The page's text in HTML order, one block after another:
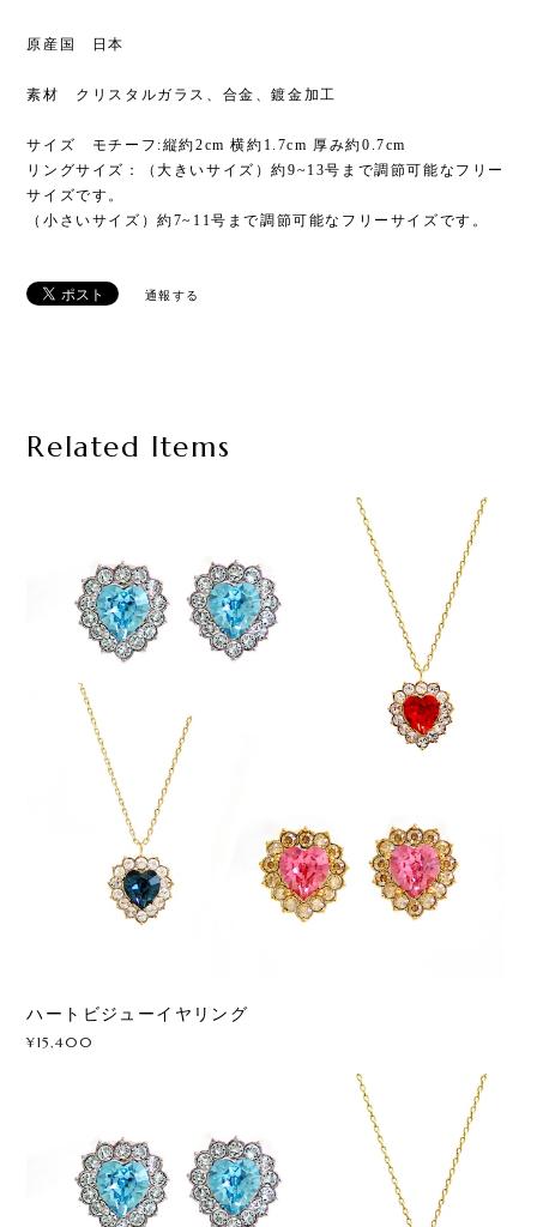
原産国 日本
素材 クリスタルガラス、合金、鍍金加工
サイズ モチーフ:縦約2cm 横約1.7cm 厚み約0.7cm
リングサイズ：（大きいサイズ）約9~13号まで調節可能なフリー
サイズです。
（小さいサイズ）約7~11号まで調節可能なフリーサイズです。
通報する
Related Items
ハートビジューイヤリング
¥15,400